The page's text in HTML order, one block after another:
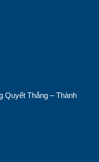
Quyết Thắng – Thành